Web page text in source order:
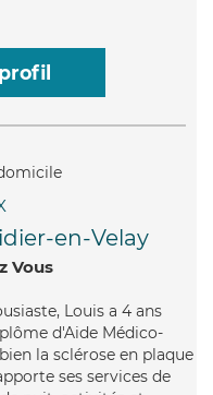
en-Velay
Vous
Louis a 4 ans
d'Aide Médico-
la sclérose en plaque
ses services de